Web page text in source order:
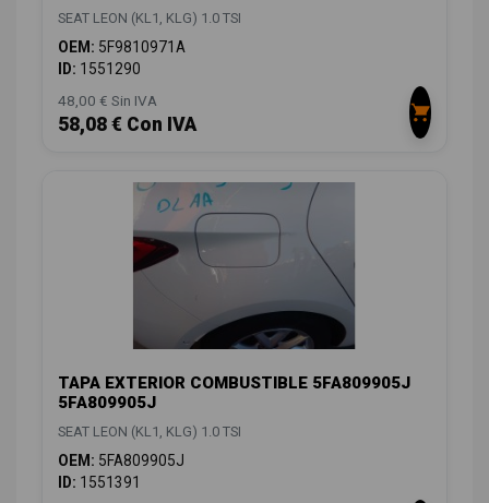
SEAT LEON (KL1, KLG) 1.0 TSI
OEM: 5F9810971A
ID: 1551290
48,00 € Sin IVA
58,08 € Con IVA
TAPA EXTERIOR COMBUSTIBLE 5FA809905J
5FA809905J
SEAT LEON (KL1, KLG) 1.0 TSI
OEM: 5FA809905J
ID: 1551391